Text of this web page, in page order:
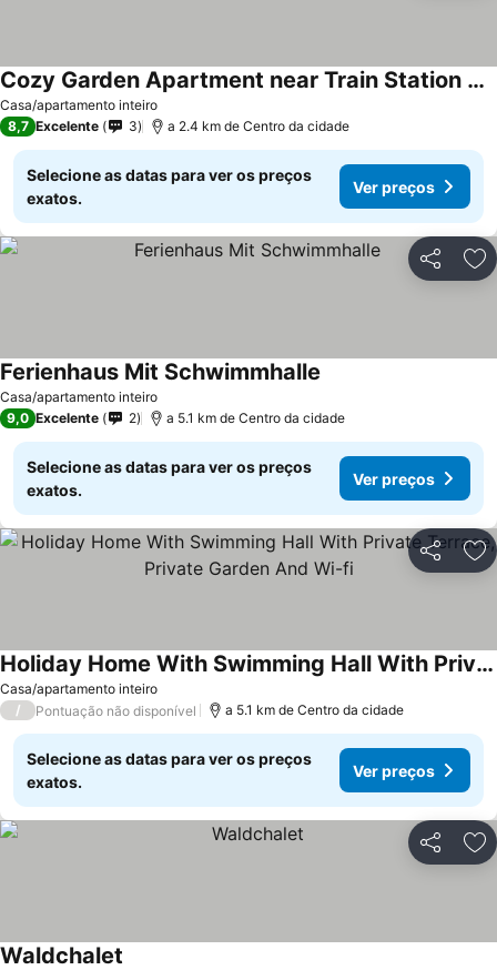
Casa/apartamento inteiro
Cozy Garden Apartment near Train Station & Nature
8,7 Excelente 3 a 2.4 km de Centro da cidade
Selecione as datas para ver os preços
exatos.
Ver preços
Partilhar
Casa/apartamento inteiro
Ferienhaus Mit Schwimmhalle
9,0 Excelente 2 a 5.1 km de Centro da cidade
Selecione as datas para ver os preços
exatos.
Ver preços
Partilhar
Casa/apartamento inteiro
Holiday Home With Swimming Hall With Private Terrace, Private Garden And Wi-fi
/ Pontuação não disponível a 5.1 km de Centro da cidade
Selecione as datas para ver os preços
exatos.
Ver preços
Partilhar
Waldchalet